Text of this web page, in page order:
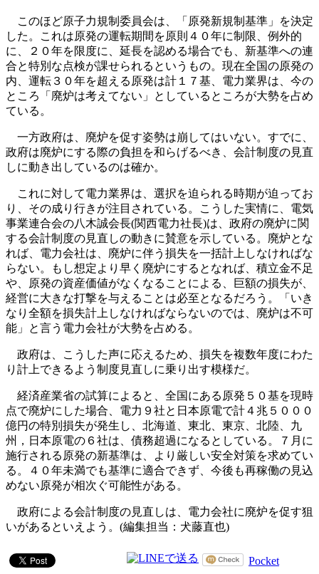
このほど原子力規制委員会は、「原発新規制基準」を決定
した。これは原発の運転期間を原則４０年に制限、例外的
に、２０年を限度に、延長を認める場合でも、新基準への連
合と特別な点検が課せられるというもの。現在全国の原発の
内、運転３０年を超える原発は計１７基、電力業界は、今の
ところ「廃炉は考えてない」としているところが大勢を占め
ている。
一方政府は、廃炉を促す姿勢は崩してはいない。すでに、
政府は廃炉にする際の負担を和らげるべき、会計制度の見直
しに動き出しているのは確か。
これに対して電力業界は、選択を迫られる時期が迫ってお
り、その成り行きが注目されている。こうした実情に、電気
事業連合会の八木誠会長(関西電力社長)は、政府の廃炉に関
する会計制度の見直しの動きに賛意を示している。廃炉とな
れば、電力会社は、廃炉に伴う損失を一括計上しなければな
らない。もし想定より早く廃炉にするとなれば、積立金不足
や、原発の資産価値がなくなることによる、巨額の損失が、
経営に大きな打撃を与えることは必至となるだろう。「いき
なり全額を損失計上しなければならないのでは、廃炉は不可
能」と言う電力会社が大勢を占める。
政府は、こうした声に応えるため、損失を複数年度にわた
り計上できるよう制度見直しに乗り出す模様だ。
経済産業省の試算によると、全国にある原発５０基を現時
点で廃炉にした場合、電力９社と日本原電で計４兆５０００
億円の特別損失が発生し、北海道、東北、東京、北陸、九
州，日本原電の６社は、債務超過になるとしている。７月に
施行される原発の新基準は、より厳しい安全対策を求めてい
る。４０年未満でも基準に適合できず、今後も再稼働の見込
めない原発が相次ぐ可能性がある。
政府による会計制度の見直しは、電力会社に廃炉を促す狙
いがあるといえよう。(編集担当：犬藤直也)
Pocket